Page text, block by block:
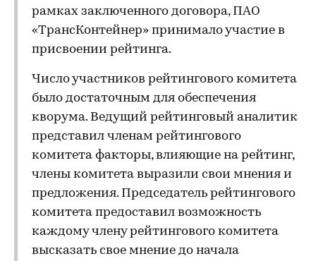
рамках заключенного договора, ПАО
«ТрансКонтейнер» принимало участие в
присвоении рейтинга.
Число участников рейтингового комитета
было достаточным для обеспечения
кворума. Ведущий рейтинговый аналитик
представил членам рейтингового
комитета факторы, влияющие на рейтинг,
члены комитета выразили свои мнения и
предложения. Председатель рейтингового
комитета предоставил возможность
каждому члену рейтингового комитета
высказать свое мнение до начала